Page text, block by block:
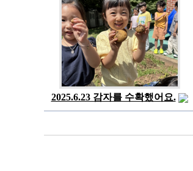
2025.6.23 감자를 수확했어요.